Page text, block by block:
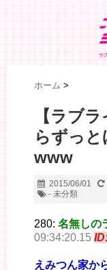
ホーム >
【ラブ
らずっ
www
2015/06/01
- 未分類
280: 名無しの
09:34:20.15
えみつん家か